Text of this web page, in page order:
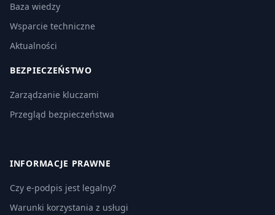
Baza wiedzy
Wsparcie techniczne
Aktualności
BEZPIECZEŃSTWO
Zarządzanie kluczami
Przegląd bezpieczeństwa
INFORMACJE PRAWNE
Czy e-podpis jest legalny?
Warunki korzystania z usługi